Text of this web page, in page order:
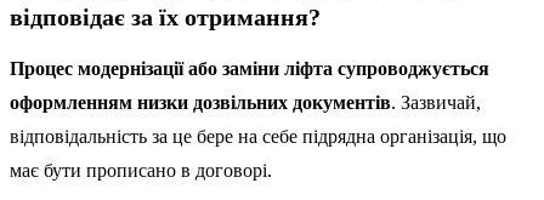
відповідає за їх отримання?
Процес модернізації або заміни ліфта супроводжується
оформленням низки дозвільних документів. Зазвичай,
відповідальність за це бере на себе підрядна організація, що
має бути прописано в договорі.